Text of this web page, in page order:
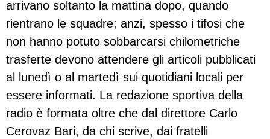
arrivano soltanto la mattina dopo, quando
rientrano le squadre; anzi, spesso i tifosi che
non hanno potuto sobbarcarsi chilometriche
trasferte devono attendere gli articoli pubblicati
al lunedì o al martedì sui quotidiani locali per
essere informati. La redazione sportiva della
radio è formata oltre che dal direttore Carlo
Cerovaz Bari, da chi scrive, dai fratelli